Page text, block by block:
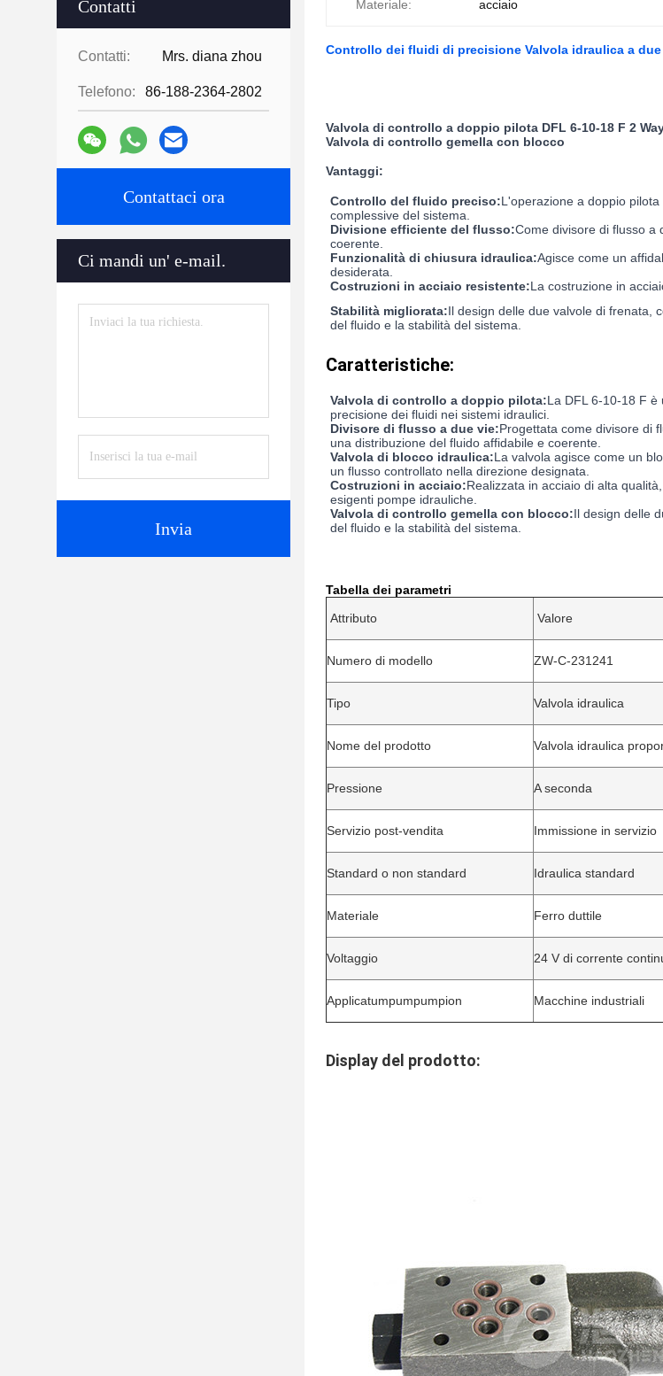
Contatti
Contatti: Mrs. diana zhou
Telefono: 86-188-2364-2802
Contattaci ora
Ci mandi un' e-mail.
Invia
Materiale: acciaio
Controllo dei fluidi di precisione Valvola idraulica a
Valvola di controllo a doppio pilota DFL 6-10-18 F 2
Valvola di controllo gemella con blocco
Vantaggi:
Controllo del fluido preciso:L'operazione a doppio
complessive del sistema.
Divisione efficiente del flusso:Come divisore di flusso a
coerente.
Funzionalità di chiusura idraulica:Agisce come un
desiderata.
Costruzioni in acciaio resistente:La costruzione in
Stabilità migliorata:Il design delle due valvole di frenata,
del fluido e la stabilità del sistema.
Caratteristiche:
Valvola di controllo a doppio pilota:La DFL 6-10-18 F
precisione dei fluidi nei sistemi idraulici.
Divisore di flusso a due vie:Progettata come divisore di
una distribuzione del fluido affidabile e coerente.
Valvola di blocco idraulica:La valvola agisce come un
un flusso controllato nella direzione designata.
Costruzioni in acciaio:Realizzata in acciaio di alta
esigenti pompe idrauliche.
Valvola di controllo gemella con blocco:Il design delle
del fluido e la stabilità del sistema.
Tabella dei parametri
Attributo
Valore
Numero di modello ZW-C-231241
Tipo Valvola idraulica
Nome del prodotto Valvola idraulica
Pressione A seconda
Servizio post-vendita Immissione in servizio
Standard o non standard Idraulica standard
Materiale Ferro duttile
Voltaggio 24 V di corrente
Applicatumpumpumpion Macchine industriali
Display del prodotto: